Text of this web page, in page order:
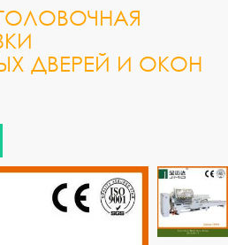
ДВЕРЕЙ И ОКОН